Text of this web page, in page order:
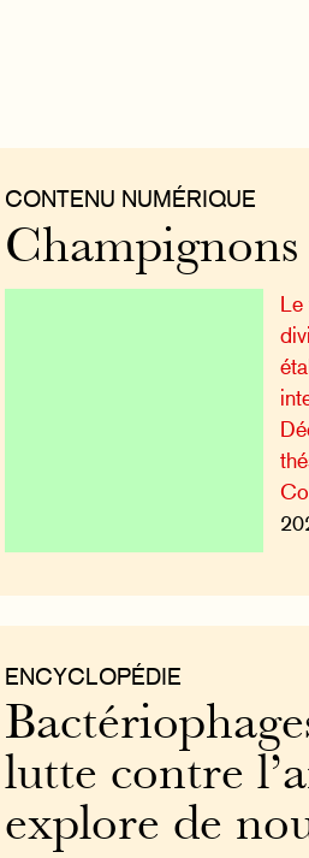
CONTENU NUMÉRIQUE
Champignons
Le
ENCYCLOPÉDIE
lutte contre
explore de